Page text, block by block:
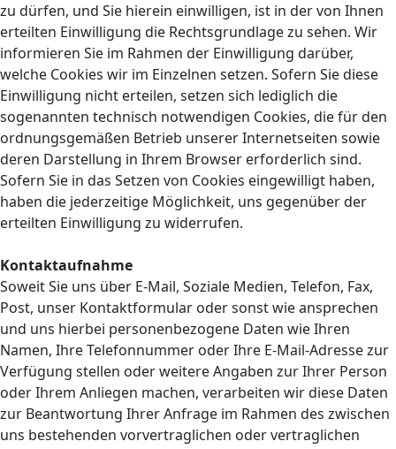
zu dürfen, und Sie hierein einwilligen, ist in der von Ihnen
erteilten Einwilligung die Rechtsgrundlage zu sehen. Wir
informieren Sie im Rahmen der Einwilligung darüber,
welche Cookies wir im Einzelnen setzen. Sofern Sie diese
Einwilligung nicht erteilen, setzen sich lediglich die
sogenannten technisch notwendigen Cookies, die für den
ordnungsgemäßen Betrieb unserer Internetseiten sowie
deren Darstellung in Ihrem Browser erforderlich sind.
Sofern Sie in das Setzen von Cookies eingewilligt haben,
haben die jederzeitige Möglichkeit, uns gegenüber der
erteilten Einwilligung zu widerrufen.
Kontaktaufnahme
Soweit Sie uns über E-Mail, Soziale Medien, Telefon, Fax,
Post, unser Kontaktformular oder sonst wie ansprechen
und uns hierbei personenbezogene Daten wie Ihren
Namen, Ihre Telefonnummer oder Ihre E-Mail-Adresse zur
Verfügung stellen oder weitere Angaben zur Ihrer Person
oder Ihrem Anliegen machen, verarbeiten wir diese Daten
zur Beantwortung Ihrer Anfrage im Rahmen des zwischen
uns bestehenden vorvertraglichen oder vertraglichen